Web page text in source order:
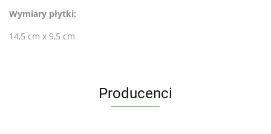
Wymiary płytki:
14,5 cm x 9,5 cm
Producenci